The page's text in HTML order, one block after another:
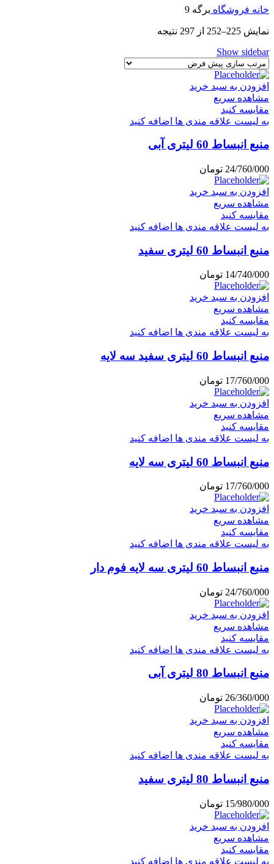
خانه فروشگاه برگه 9
نمایش 225–252 از 297 نتیجه
Show sidebar
افزودن به سبد خرید
مشاهده سریع
مقایسه کنید
به لیست علاقه مندی ها اضافه کنید
منبع انبساط 60 لیتری آبی
24/760/000 تومان
افزودن به سبد خرید
مشاهده سریع
مقایسه کنید
به لیست علاقه مندی ها اضافه کنید
منبع انبساط 60 لیتری سفید
14/740/000 تومان
افزودن به سبد خرید
مشاهده سریع
مقایسه کنید
به لیست علاقه مندی ها اضافه کنید
منبع انبساط 60 لیتری سفید سه لایه
17/760/000 تومان
افزودن به سبد خرید
مشاهده سریع
مقایسه کنید
به لیست علاقه مندی ها اضافه کنید
منبع انبساط 60 لیتری سه لایه
17/760/000 تومان
افزودن به سبد خرید
مشاهده سریع
مقایسه کنید
به لیست علاقه مندی ها اضافه کنید
منبع انبساط 60 لیتری سه لایه فوم دار
24/760/000 تومان
افزودن به سبد خرید
مشاهده سریع
مقایسه کنید
به لیست علاقه مندی ها اضافه کنید
منبع انبساط 80 لیتری آبی
26/360/000 تومان
افزودن به سبد خرید
مشاهده سریع
مقایسه کنید
به لیست علاقه مندی ها اضافه کنید
منبع انبساط 80 لیتری سفید
15/980/000 تومان
افزودن به سبد خرید
مشاهده سریع
مقایسه کنید
به لیست علاقه مندی ها اضافه کنید